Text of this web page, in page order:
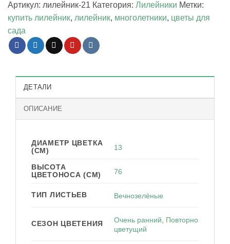
Артикул: лилейник-21 Категория: Лилейники Метки:
купить лилейник, лилейник, многолетники, цветы для
сада
ДЕТАЛИ
ОПИСАНИЕ
ДИАМЕТР ЦВЕТКА
(СМ)
13
ВЫСОТА
ЦВЕТОНОСА (СМ)
76
ТИП ЛИСТЬЕВ Вечнозелёные
СЕЗОН ЦВЕТЕНИЯ Очень ранний
Повторно
цветущий